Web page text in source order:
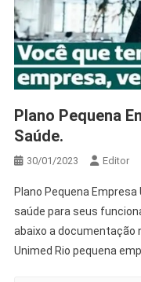
Plano Pequena
Saúde.
30/01/2023 Editor
Plano Pequena
saúde para seus
abaixo a documentação
Unimed Rio pequena